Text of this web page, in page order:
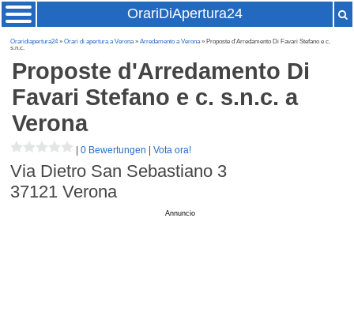
OrariDiApertura24
Oraridiapertura24»Orari di apertura a Verona»Arredamento a Verona» Proposte d'Arredamento Di Favari Stefano e c.
s.n.c.
Proposte d'Arredamento Di
Favari Stefano e c. s.n.c. a
Verona
|0 Bewertungen |Vota ora!
Via Dietro San Sebastiano 3
37121 Verona
Annuncio